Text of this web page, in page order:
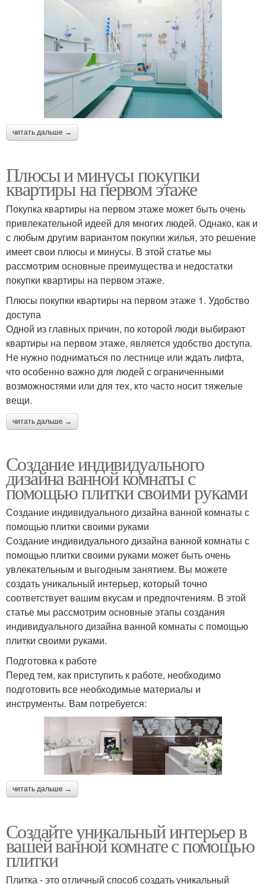
читать дальше →
Плюсы и минусы покупки
квартиры на первом этаже
Покупка квартиры на первом этаже может быть очень
привлекательной идеей для многих людей. Однако, как и
с любым другим вариантом покупки жилья, это решение
имеет свои плюсы и минусы. В этой статье мы
рассмотрим основные преимущества и недостатки
покупки квартиры на первом этаже.
Плюсы покупки квартиры на первом этаже 1. Удобство
доступа
Одной из главных причин, по которой люди выбирают
квартиры на первом этаже, является удобство доступа.
Не нужно подниматься по лестнице или ждать лифта,
что особенно важно для людей с ограниченными
возможностями или для тех, кто часто носит тяжелые
вещи.
читать дальше →
Создание индивидуального
дизайна ванной комнаты с
помощью плитки своими руками
Создание индивидуального дизайна ванной комнаты с
помощью плитки своими руками
Создание индивидуального дизайна ванной комнаты с
помощью плитки своими руками может быть очень
увлекательным и выгодным занятием. Вы можете
создать уникальный интерьер, который точно
соответствует вашим вкусам и предпочтениям. В этой
статье мы рассмотрим основные этапы создания
индивидуального дизайна ванной комнаты с помощью
плитки своими руками.
Подготовка к работе
Перед тем, как приступить к работе, необходимо
подготовить все необходимые материалы и
инструменты. Вам потребуется:
читать дальше →
Создайте уникальный интерьер в
вашей ванной комнате с помощью
плитки
Плитка - это отличный способ создать уникальный